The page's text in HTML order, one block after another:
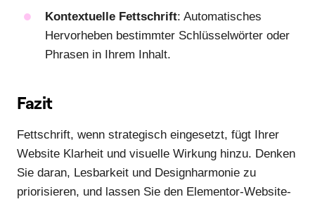
Kontextuelle Fettschrift: Automatisches
Hervorheben bestimmter Schlüsselwörter oder
Phrasen in Ihrem Inhalt.
Fazit
Fettschrift, wenn strategisch eingesetzt, fügt Ihrer
Website Klarheit und visuelle Wirkung hinzu. Denken
Sie daran, Lesbarkeit und Designharmonie zu
priorisieren, und lassen Sie den Elementor-Website-